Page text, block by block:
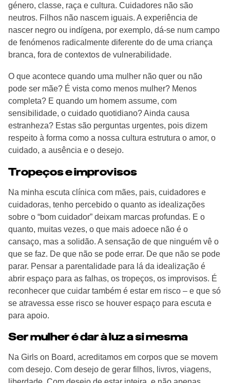
género, classe, raça e cultura. Cuidadores não são
neutros. Filhos não nascem iguais. A experiência de
nascer negro ou indígena, por exemplo, dá-se num campo
de fenómenos radicalmente diferente do de uma criança
branca, fora de contextos de vulnerabilidade.
O que acontece quando uma mulher não quer ou não
pode ser mãe? É vista como menos mulher? Menos
completa? E quando um homem assume, com
sensibilidade, o cuidado quotidiano? Ainda causa
estranheza? Estas são perguntas urgentes, pois dizem
respeito à forma como a nossa cultura estrutura o amor, o
cuidado, a ausência e o desejo.
Tropeços e improvisos
Na minha escuta clínica com mães, pais, cuidadores e
cuidadoras, tenho percebido o quanto as idealizações
sobre o “bom cuidador” deixam marcas profundas. E o
quanto, muitas vezes, o que mais adoece não é o
cansaço, mas a solidão. A sensação de que ninguém vê o
que se faz. De que não se pode errar. De que não se pode
parar. Pensar a parentalidade para lá da idealização é
abrir espaço para as falhas, os tropeços, os improvisos. É
reconhecer que cuidar também é estar em risco – e que só
se atravessa esse risco se houver espaço para escuta e
para apoio.
Ser mulher é dar à luz a si mesma
Na Girls on Board, acreditamos em corpos que se movem
com desejo. Com desejo de gerar filhos, livros, viagens,